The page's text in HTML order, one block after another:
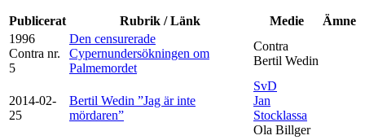
Publicerat Rubrik / Länk Medie
Ämne
1996
Contra nr.
5
Den censurerade
Cypernundersökningen om
Palmemordet
Contra
Bertil Wedin
2014-02-
25
Bertil Wedin ”Jag är inte
mördaren”
SvD
Jan
Stocklassa
Ola Billger